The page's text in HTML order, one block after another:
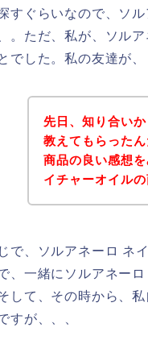
すぐらいなので、ソ
。ただ、私が、ソル
でした。私の友達が、
先日、知り合い
教えてもらった
商品の良い感想
イチャーオイル
で、ソルアネーロ ネ
、一緒にソルアネー
して、その時から、
すが、、、